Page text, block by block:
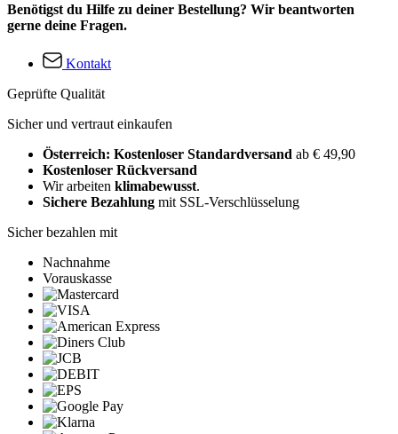
Benötigst du Hilfe zu deiner Bestellung? Wir beantworten
gerne deine Fragen.
Kontakt
Geprüfte Qualität
Sicher und vertraut einkaufen
Österreich: Kostenloser Standardversand ab € 49,90
Kostenloser Rückversand
Wir arbeiten klimabewusst.
Sichere Bezahlung mit SSL-Verschlüsselung
Sicher bezahlen mit
Nachnahme
Vorauskasse